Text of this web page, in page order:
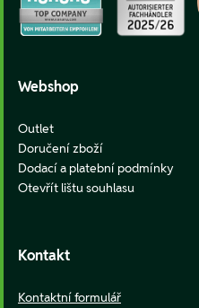
Webshop
Outlet
Doručení zboží
Dodací a platební podmínky
Otevřít lištu souhlasu
Kontakt
Kontaktní formulář